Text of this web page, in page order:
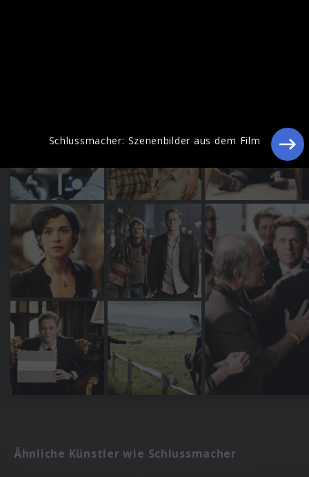
Ähnliche Künstler wie Schlussmacher
Schlussmacher: Szenenbilder aus dem Film